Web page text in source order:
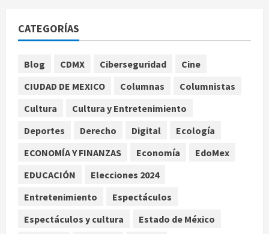
Detienen a ‘El Pony’ con fusil M4,
drogas y arsenal en carretera de
agosto 9, 2026
Palacio de los Deportes con su tour
‘Hades: The Sacrifice’
CATEGORÍAS
Blog CDMX Ciberseguridad
Cine
CIUDAD DE MEXICO
Columnas
Columnistas
Cultura
Cultura y Entretenimiento
Deportes
Derecho Digital
Ecología
ECONOMÍA Y FINANZAS
Economía
EdoMex
EDUCACIÓN
Elecciones 2024
Entretenimiento
Espectáculos
Espectáculos y cultura
Estado de México